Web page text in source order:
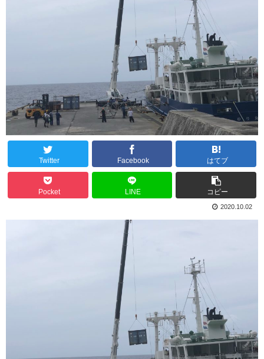
Twitter Facebook はてブ
Pocket LINE コピー
2020.10.02